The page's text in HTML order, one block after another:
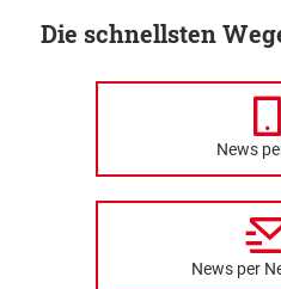
Die schnellsten
News
News per